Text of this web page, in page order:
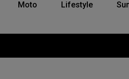
Moto Lifestyle